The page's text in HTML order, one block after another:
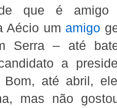
que é
Aécio um amigo
Serra – até
a
até abril,
mas não